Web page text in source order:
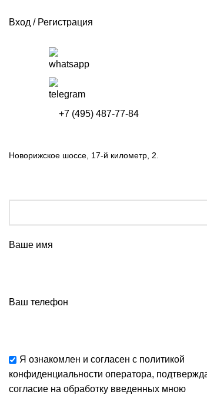
Вход / Регистрация
+7 (495) 487-77-84
Новорижское шоссе, 17-й километр, 2.
Ваше имя
Ваш телефон
Я ознакомлен и согласен с политикой
конфиденциальности оператора,
согласие на обработку введенных мною